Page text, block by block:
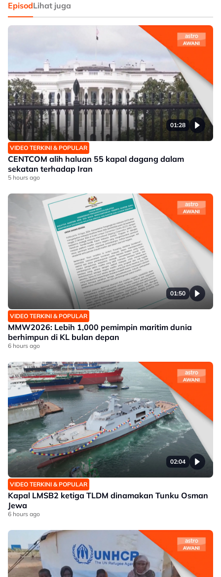
EpisodLihat juga
01:28
VIDEO TERKINI & POPULAR
CENTCOM alih haluan 55 kapal dagang dalam
sekatan terhadap Iran
5 hours ago
01:50
VIDEO TERKINI & POPULAR
MMW2026: Lebih 1,000 pemimpin maritim dunia
berhimpun di KL bulan depan
6 hours ago
02:04
VIDEO TERKINI & POPULAR
Kapal LMSB2 ketiga TLDM dinamakan Tunku Osman
Jewa
6 hours ago